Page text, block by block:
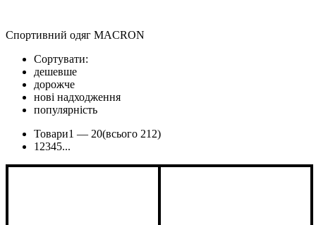
Спортивний одяг MACRON
Сортувати:
дешевше
дорожче
нові надходження
популярність
Товари1 — 20(всього 212)
1 2345...